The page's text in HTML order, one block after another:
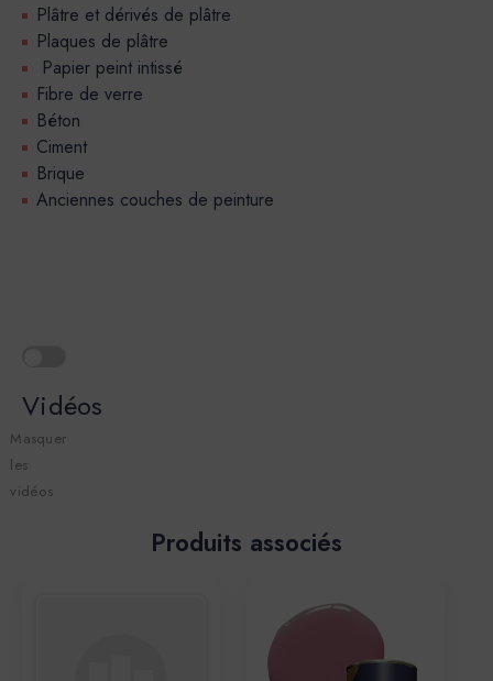
Plâtre et dérivés de plâtre
Plaques de plâtre
Papier peint intissé
Fibre de verre
Béton
Ciment
Brique
Anciennes couches de peinture
Vidéos
Masquer
les
vidéos
Produits associés